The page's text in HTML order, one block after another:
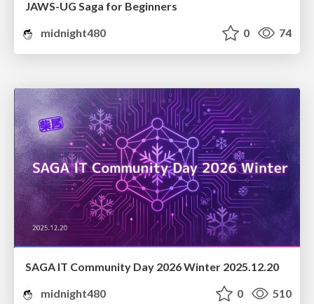
JAWS-UG Saga for Beginners
midnight480
0 74
SAGA IT Community Day 2026 Winter 2025.12.20
midnight480
0 510